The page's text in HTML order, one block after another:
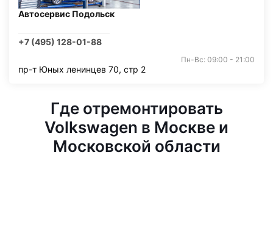
Автосервис Подольск
+7 (495) 128-01-88
Пн-Вс: 09:00 - 21:00
пр-т Юных ленинцев 70, стр 2
Где отремонтировать
Volkswagen в Москве и
Московской области